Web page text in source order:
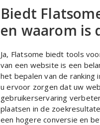
Biedt
en waarom is
Ja, Flatsome biedt tools
van een website is een
het bepalen van de
u ervoor zorgen dat uw
gebruikerservaring
plaatsen in de
een hogere conversie en